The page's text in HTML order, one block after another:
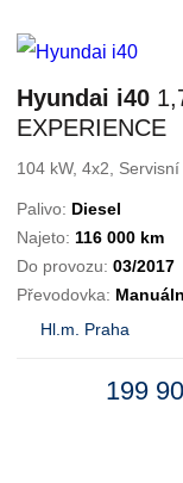
Hyundai i40
EXPERIENCE
SERVIS
104 kW, 4x2,
Palivo: Diesel
Najeto: 116 000 km
Do provozu: 03/2017
Převodovka:
Hl.m. Praha
199